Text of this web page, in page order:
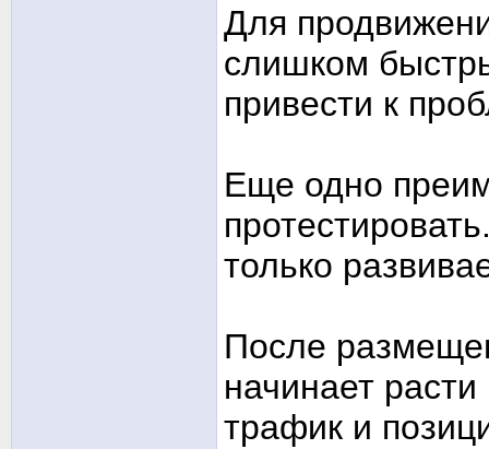
Для
слишком
привести к
Еще одно
только
После
начинает
трафик и